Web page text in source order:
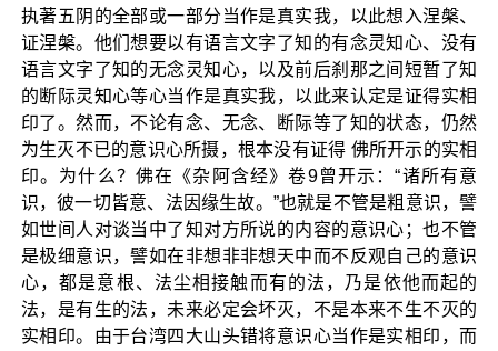
执著五阴的全部或一部分当作是真实我，以此想入涅槃、
证涅槃。他们想要以有语言文字了知的有念灵知心、没有
语言文字了知的无念灵知心，以及前后刹那之间短暂了知
的断际灵知心等心当作是真实我，以此来认定是证得实相
印了。然而，不论有念、无念、断际等了知的状态，仍然
为生灭不已的意识心所摄，根本没有证得 佛所开示的实相
印。为什么？佛在《杂阿含经》卷9曾开示：“诸所有意
识，彼一切皆意、法因缘生故。”也就是不管是粗意识，譬
如世间人对谈当中了知对方所说的内容的意识心；也不管
是极细意识，譬如在非想非非想天中而不反观自己的意识
心，都是意根、法尘相接触而有的法，乃是依他而起的
法，是有生的法，未来必定会坏灭，不是本来不生不灭的
实相印。由于台湾四大山头错将意识心当作是实相印，而